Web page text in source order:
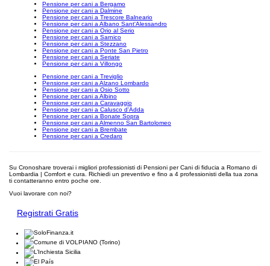
Pensione per cani a Bergamo
Pensione per cani a Dalmine
Pensione per cani a Trescore Balneario
Pensione per cani a Albano Sant'Alessandro
Pensione per cani a Orio al Serio
Pensione per cani a Sarnico
Pensione per cani a Stezzano
Pensione per cani a Ponte San Pietro
Pensione per cani a Seriate
Pensione per cani a Villongo
Pensione per cani a Treviglio
Pensione per cani a Alzano Lombardo
Pensione per cani a Osio Sotto
Pensione per cani a Albino
Pensione per cani a Caravaggio
Pensione per cani a Calusco d'Adda
Pensione per cani a Bonate Sopra
Pensione per cani a Almenno San Bartolomeo
Pensione per cani a Brembate
Pensione per cani a Credaro
Su Cronoshare troverai i migliori professionisti di Pensioni per Cani di fiducia a Romano di
Lombardia | Comfort e cura. Richiedi un preventivo e fino a 4 professionisti della tua zona
ti contatteranno entro poche ore.
Vuoi lavorare con noi?
Registrati Gratis